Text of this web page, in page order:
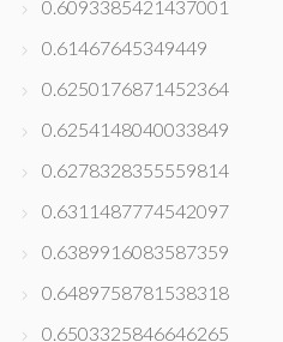
0.6093385421437001
0.61467645349449
0.6250176871452364
0.6254148040033849
0.6278328355559814
0.6311487774542097
0.6389916083587359
0.6489758781538318
0.6503325846646265